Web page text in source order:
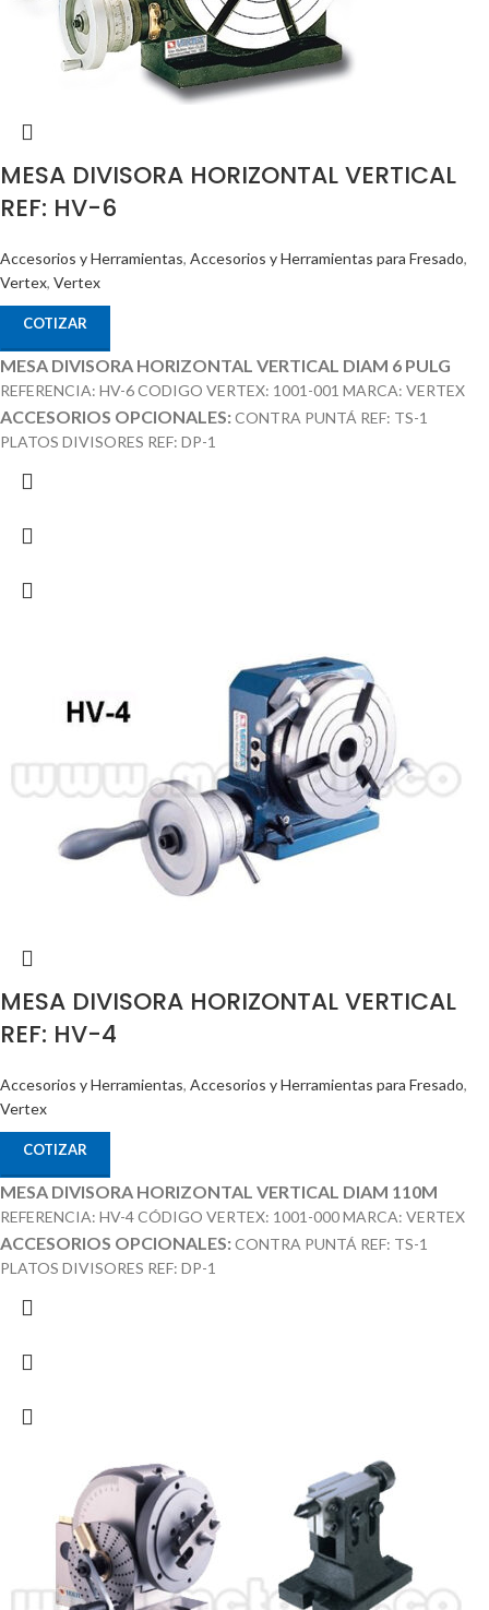
MESA DIVISORA HORIZONTAL VERTICAL
REF: HV-6
Accesorios y Herramientas, Accesorios y Herramientas para Fresado,
Vertex, Vertex
COTIZAR
MESA DIVISORA HORIZONTAL VERTICAL DIAM 6 PULG
REFERENCIA: HV-6 CODIGO VERTEX: 1001-001 MARCA: VERTEX
ACCESORIOS OPCIONALES:CONTRA PUNTÁ REF: TS-1
PLATOS DIVISORES REF: DP-1
MESA DIVISORA HORIZONTAL VERTICAL
REF: HV-4
Accesorios y Herramientas, Accesorios y Herramientas para Fresado,
Vertex
COTIZAR
MESA DIVISORA HORIZONTAL VERTICAL DIAM 110M
REFERENCIA: HV-4 CÓDIGO VERTEX: 1001-000 MARCA: VERTEX
ACCESORIOS OPCIONALES:CONTRA PUNTÁ REF: TS-1
PLATOS DIVISORES REF: DP-1